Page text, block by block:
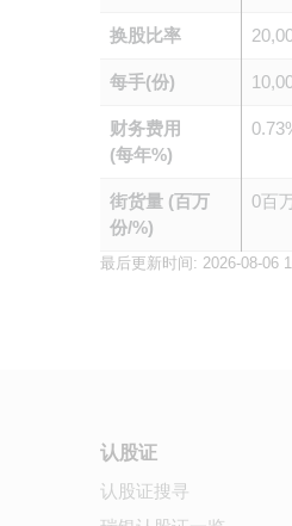
换股比率
每手(份)
财务费用
(每年%)
街货量 (百万
份/%)
0百
最后更新时间: 2026-08-06
认股证
认股证搜寻